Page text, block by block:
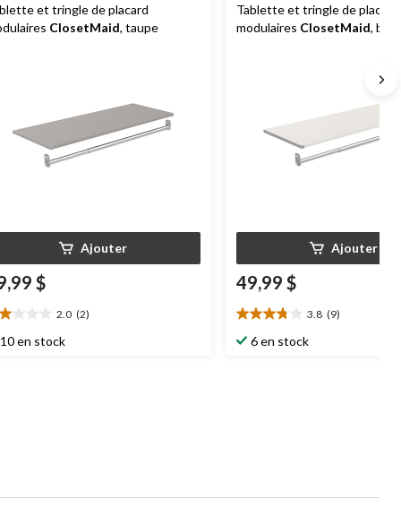
et tringle de placard
ClosetMaid, taupe
Ajouter
$
2.0 (2)
10 en stock
Tablette et tringle de placard
modulaires ClosetMaid,
Ajouter
49,99 $
3.8 (9)
3.8
étoile(s)
6 en stock